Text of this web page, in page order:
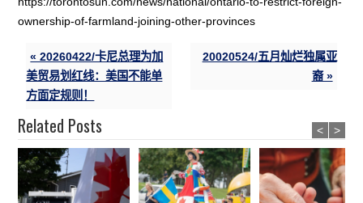
ownership-of-farmland-joining-other-provinces
« 20260422/卡尼总理为加
美贸易划红线：美国不能单
方面定规则！
20020524/五月灿烂独属亚
裔 »
Related Posts < >